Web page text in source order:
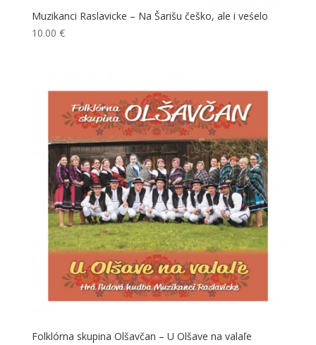
Muzikanci Raslavicke – Na Šarišu češko, ale i veśelo
10.00 €
Folklórna skupina Olšavčan – U Olšave na valaľe